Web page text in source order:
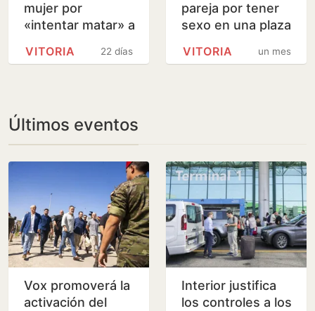
mujer por
«intentar matar» a
Vitoria
22 días
VITORIA
pareja por tener
sexo en una plaza
de niños»
un mes
VITORIA
Últimos eventos
Vox promoverá la
activación del
Interior justifica
los controles a los